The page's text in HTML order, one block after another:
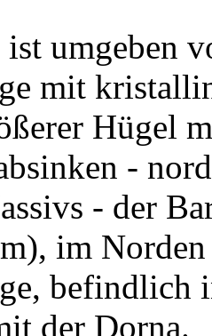
umgeben
mit
Hügel
-
- der
im
befindlich
der Dorna.